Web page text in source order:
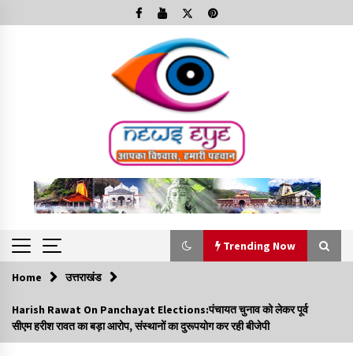
to
Trending Now
Trending Now
Minorities Rights Day : विश्व अल्पसंख्यक अधिकार दिवस
कार्यक्रम में शामिल हुए सीएम,आधुनिक मदरसों का नाम अब्दुल कलाम के नाम
Home उत्तराखंड
Harish Rawat On Panchayat Elections:पंचायत चुनाव को लेकर पूर्व
सीएम हरीश रावत का बड़ा आरोप, संस्थानों का दुरूपयोग कर रही बीजेपी